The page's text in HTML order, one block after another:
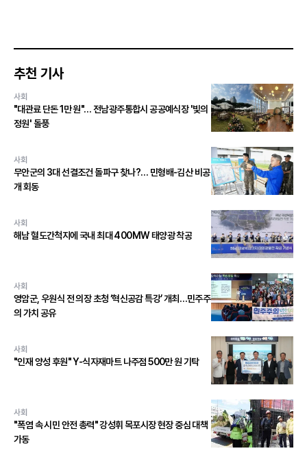
추천 기사
사회
"대관료 단돈 1만 원"… 전남광주통합시 공공예식장 '빛의
정원' 돌풍
사회
무안군의 3대 선결조건 돌파구 찾나?… 민형배-김산 비공
개 회동
사회
해남 혈도간척지에 국내 최대 400MW 태양광 착공
사회
영암군, 우원식 전 의장 초청 ‘혁신공감 특강’ 개최…민주주
의 가치 공유
사회
"인재 양성 후원" Y-식자재마트 나주점 500만 원 기탁
사회
"폭염 속 시민 안전 총력" 강성휘 목포시장 현장 중심 대책
가동